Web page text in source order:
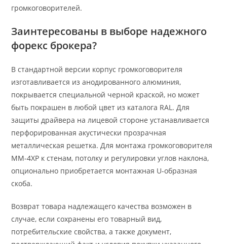
громкоговорителей.
Заинтересованы в выборе надежного
форекс брокера?
В стандартной версии корпус громкоговорителя
изготавливается из анодированного алюминия,
покрывается специальной черной краской, но может
быть покрашен в любой цвет из каталога RAL. Для
защиты драйвера на лицевой стороне устанавливается
перфорированная акустически прозрачная
металлическая решетка. Для монтажа громкоговорителя
МM-4ХP к стенам, потолку и регулировки углов наклона,
опционально приобретается монтажная U-образная
скоба.
Возврат товара надлежащего качества возможен в
случае, если сохранены его товарный вид,
потребительские свойства, а также документ,